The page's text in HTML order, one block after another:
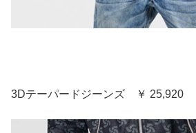
3Dテーパードジーンズ ￥ 25,920